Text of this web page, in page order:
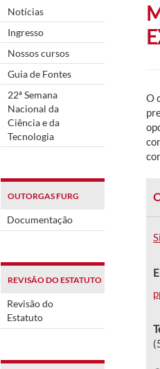
Notícias
Ingresso
Nossos cursos
Guia de Fontes
22ª Semana
Nacional da
Ciência e da
Tecnologia
OUTORGAS FURG
Documentação
REVISÃO DO ESTATUTO
Revisão do
Estatuto
O